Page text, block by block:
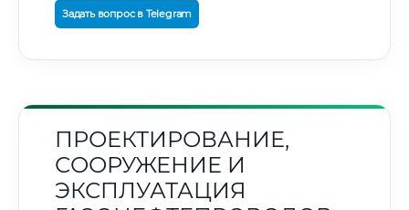
Задать вопрос в Telegram
ПРОЕКТИРОВАНИЕ,
СООРУЖЕНИЕ И
ЭКСПЛУАТАЦИЯ